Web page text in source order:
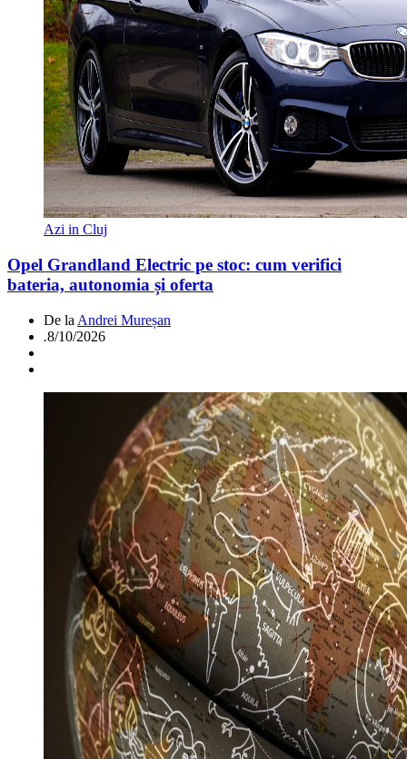
Azi in Cluj
Opel Grandland Electric pe stoc: cum verifici
bateria, autonomia și oferta
De la Andrei Mureșan
.8/10/2026